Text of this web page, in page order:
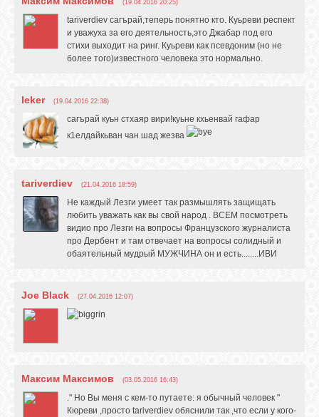
(19.04.2016 20:25)
tariverdiev сагърай,теперь понятно кто. Куьреви респект
и уважуха за его деятельность,это Джабар под его
стихи выходит на ринг. Куьреви как псевдоним (но не
более того)известного человека это нормально.
leker (19.04.2016 22:38)
сагърай куьн стхаяр вири!куьне кхьенвай гафар
к1елдайкьван чан шад жезва
tariverdiev (21.04.2016 18:59)
Не каждый Лезги умеет так размышлять защищать
любить уважать как вы свой народ . ВСЕМ посмотреть
видио про Лезги на вопросы Французского журналиста
про Дербент и там отвечает на вопросы солидный и
обаятельный мудрый МУЖЧИНА он и есть........ИВИ
Joe Black (27.04.2016 12:07)
Максим Максимов (03.05.2016 16:43)
." Но Вы меня с кем-то путаете: я обычный человек "
Кюреви ,просто tariverdiev обяснили так ,что если у кого-